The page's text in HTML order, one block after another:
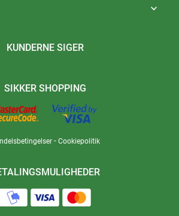

KUNDERNE SIGER
SIKKER SHOPPING
- Cookiepolitik